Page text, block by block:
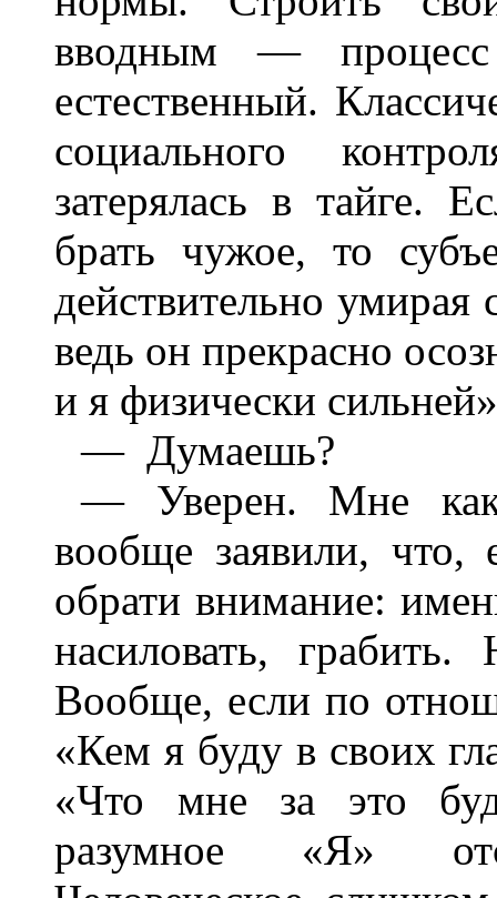
вводным —
естественный.
социального
затерялась в тайге.
брать чужое, то
действительно
ведь он прекрасно
и я физически
— Думаешь?
— Уверен. Мне
вообще заявили,
обрати внимание:
насиловать,
Вообще, если по
«Кем я буду в своих
«Что мне за это
разумное «Я»